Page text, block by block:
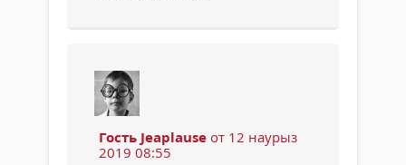
Гость Jeaplause от 12 наурыз
2019 08:55